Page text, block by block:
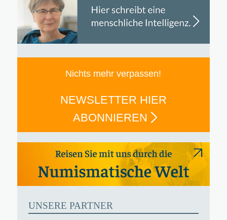
Nichts mehr verpassen!
NEWSLETTER HIER
ABONNIEREN
UNSERE PARTNER